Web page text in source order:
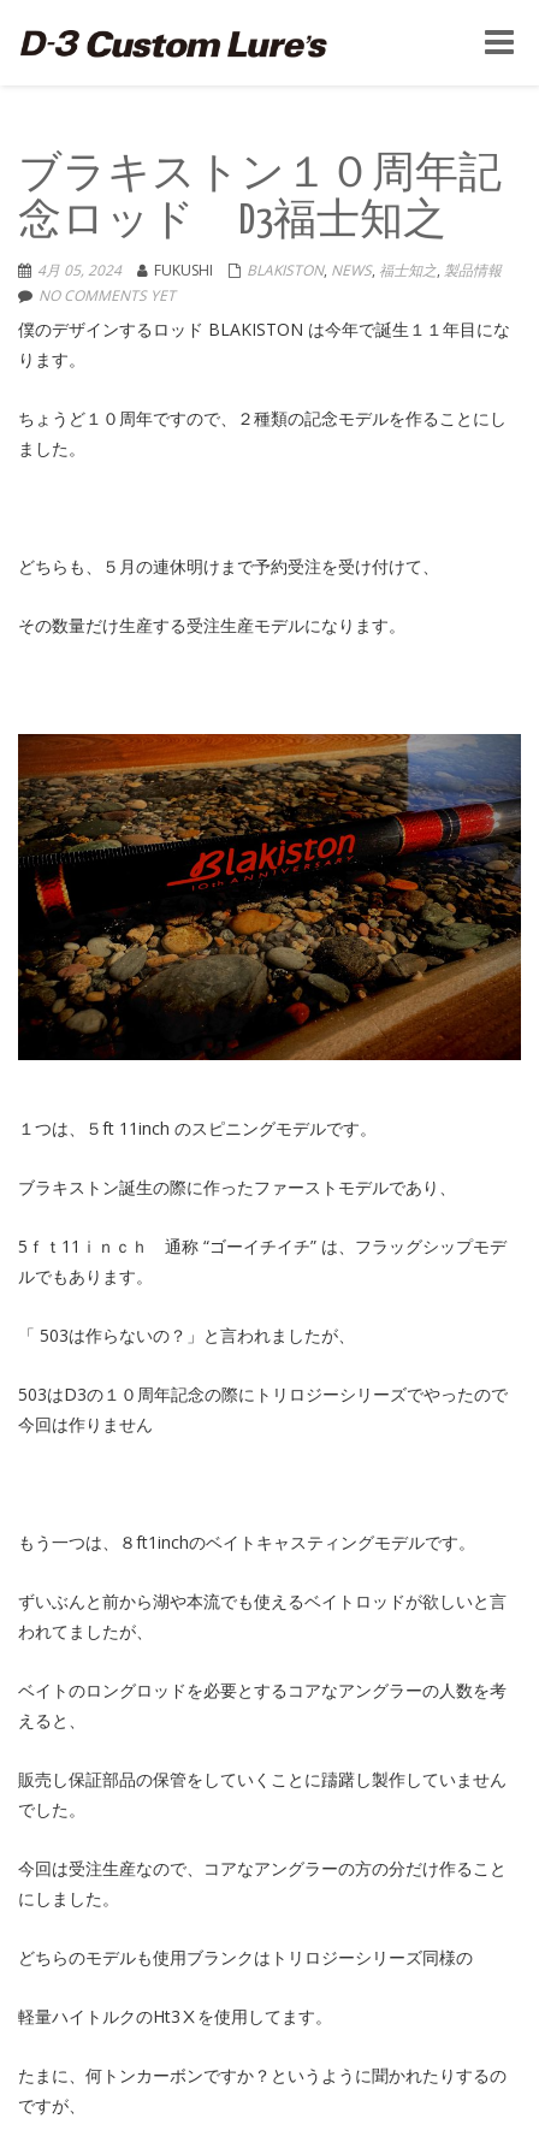
Toggle
ブラキストン１０周年記
念ロッド D3福士知之
4月 05, 2024 FUKUSHI BLAKISTON, NEWS, 福士知之, 製品情報
NO COMMENTS YET
僕のデザインするロッド BLAKISTON は今年で誕生１１年目にな
ります。
ちょうど１０周年ですので、２種類の記念モデルを作ることにし
ました。
どちらも、５月の連休明けまで予約受注を受け付けて、
その数量だけ生産する受注生産モデルになります。
１つは、５ft 11inch のスピニングモデルです。
ブラキストン誕生の際に作ったファーストモデルであり、
5ｆｔ11ｉｎｃｈ 通称 “ゴーイチイチ” は、フラッグシップモデ
ルでもあります。
「 503は作らないの？」と言われましたが、
503はD3の１０周年記念の際にトリロジーシリーズでやったので
今回は作りません
もう一つは、８ft1inchのベイトキャスティングモデルです。
ずいぶんと前から湖や本流でも使えるベイトロッドが欲しいと言
われてましたが、
ベイトのロングロッドを必要とするコアなアングラーの人数を考
えると、
販売し保証部品の保管をしていくことに躊躇し製作していません
でした。
今回は受注生産なので、コアなアングラーの方の分だけ作ること
にしました。
どちらのモデルも使用ブランクはトリロジーシリーズ同様の
軽量ハイトルクのHt3Ⅹを使用してます。
たまに、何トンカーボンですか？というように聞かれたりするの
ですが、